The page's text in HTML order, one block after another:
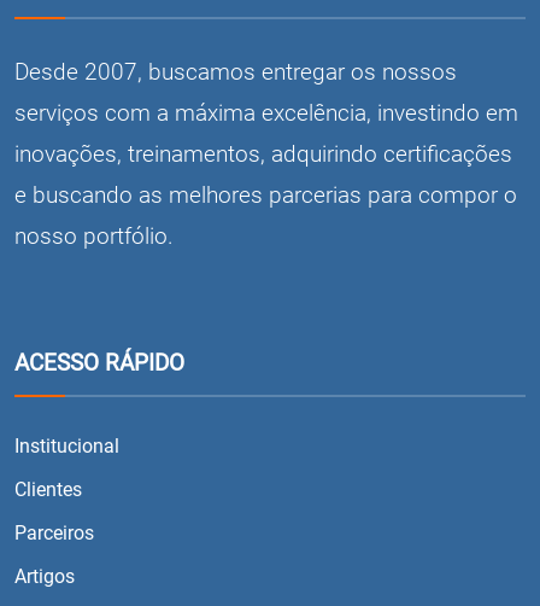
Desde 2007, buscamos entregar os nossos
serviços com a máxima excelência, investindo em
inovações, treinamentos, adquirindo certificações
e buscando as melhores parcerias para compor o
nosso portfólio.
ACESSO RÁPIDO
Institucional
Clientes
Parceiros
Artigos